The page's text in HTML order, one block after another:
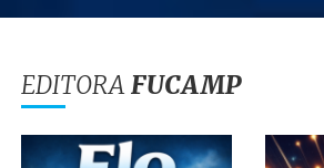
EDITORAFUCAMP